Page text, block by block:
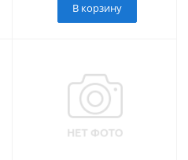
В корзину